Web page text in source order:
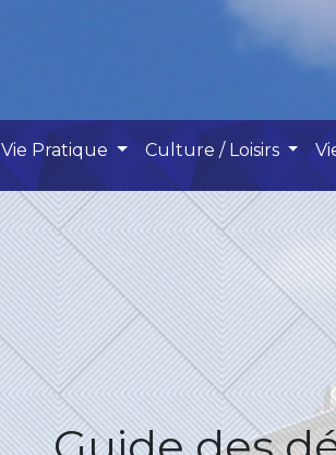
Vie Pratique Culture / Loisirs